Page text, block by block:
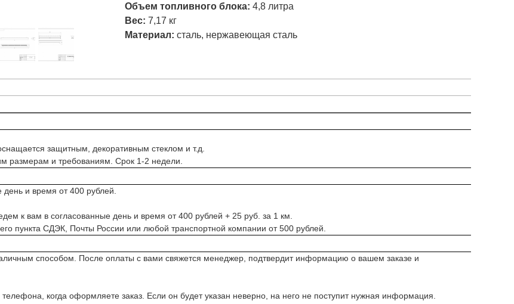
Объем топливного блока: 4,8 литра
Вес: 7,17 кг
Материал: сталь, нержавеющая сталь
защитным, декоративным стеклом и т.д.
размерам и требованиям. Срок 1-2 недели.
и время от 400 рублей.
к вам в согласованные день и время от 400 рублей + 25 руб. за 1 км.
пункта СДЭК, Почты России или любой транспортной компании от 500 рублей.
способом. После оплаты с вами свяжется менеджер, подтвердит информацию о вашем заказе и
когда оформляете заказ. Если он будет указан неверно, на него не поступит нужная информация.